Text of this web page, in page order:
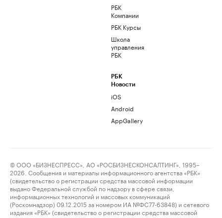
РБК
Компании
РБК Курсы
Школа
управления
РБК
РБК
Новости
iOS
Android
AppGallery
© ООО «БИЗНЕСПРЕСС», АО «РОСБИЗНЕСКОНСАЛТИНГ», 1995–
2026. Сообщения и материалы информационного агентства «РБК»
(свидетельство о регистрации средства массовой информации
выдано Федеральной службой по надзору в сфере связи,
информационных технологий и массовых коммуникаций
(Роскомнадзор) 09.12.2015 за номером ИА №ФС77-63848) и сетевого
издания «РБК» (свидетельство о регистрации средства массовой